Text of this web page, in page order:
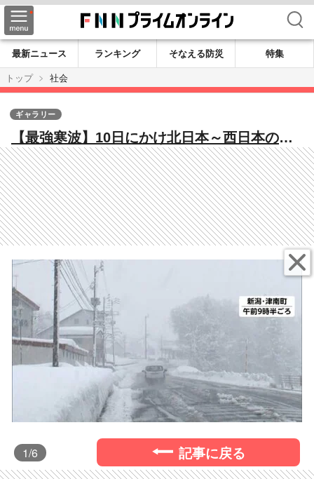
検索
最新ニュース ランキング そなえる防災
特集
トップ
社会
【最強寒波】10日にかけ北日本～西日本の広
範囲で大雪…気象庁が緊急会見へ 関東でも
週末にかけ雪の可能性 交通障害にも警戒
ギャラリー
1/6 記事に戻る